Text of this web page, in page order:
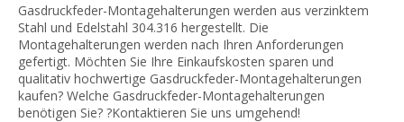
Gasdruckfeder-Montagehalterungen werden aus verzinktem
Stahl und Edelstahl 304.316 hergestellt. Die
Montagehalterungen werden nach Ihren Anforderungen
gefertigt. Möchten Sie Ihre Einkaufskosten sparen und
qualitativ hochwertige Gasdruckfeder-Montagehalterungen
kaufen? Welche Gasdruckfeder-Montagehalterungen
benötigen Sie? ?Kontaktieren Sie uns umgehend!